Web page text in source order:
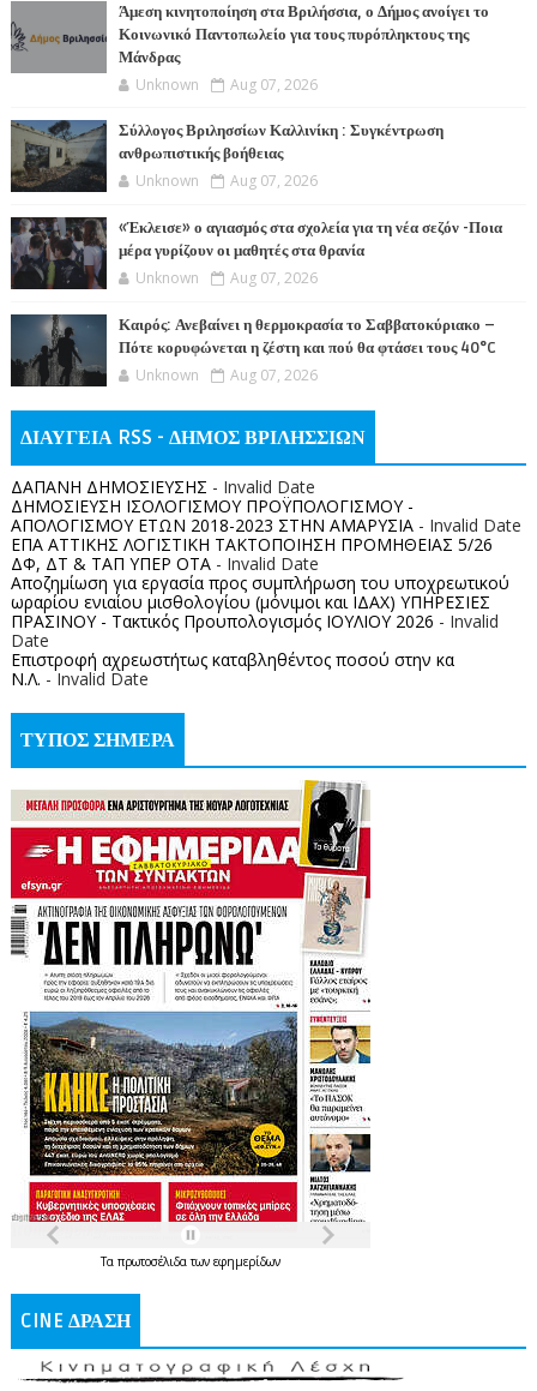
Άμεση κινητοποίηση στα Βριλήσσια, ο Δήμος ανοίγει το
Κοινωνικό Παντοπωλείο για τους πυρόπληκτους της
Μάνδρας
Unknown Aug 07, 2026
Σύλλογος Βριλησσίων Καλλινίκη : Συγκέντρωση
ανθρωπιστικής βοήθειας
Unknown Aug 07, 2026
«Έκλεισε» ο αγιασμός στα σχολεία για τη νέα σεζόν -Ποια
μέρα γυρίζουν οι μαθητές στα θρανία
Unknown Aug 07, 2026
Καιρός: Ανεβαίνει η θερμοκρασία το Σαββατοκύριακο –
Πότε κορυφώνεται η ζέστη και πού θα φτάσει τους 40°C
Unknown Aug 07, 2026
ΔΙΑΥΓΕΙΑ RSS - ΔΗΜΟΣ ΒΡΙΛΗΣΣΙΩΝ
ΔΑΠΑΝΗ ΔΗΜΟΣΙΕΥΣΗΣ - Invalid Date
ΔΗΜΟΣΙΕΥΣΗ ΙΣΟΛΟΓΙΣΜΟΥ ΠΡΟΫΠΟΛΟΓΙΣΜΟΥ -
ΑΠΟΛΟΓΙΣΜΟΥ ΕΤΩΝ 2018-2023 ΣΤΗΝ ΑΜΑΡΥΣΙΑ- Invalid Date
ΕΠΑ ΑΤΤΙΚΗΣ ΛΟΓΙΣΤΙΚΗ ΤΑΚΤΟΠΟΙΗΣΗ ΠΡΟΜΗΘΕΙΑΣ 5/26
ΔΦ, ΔΤ & ΤΑΠ ΥΠΕΡ ΟΤΑ- Invalid Date
Αποζημίωση για εργασία προς συμπλήρωση του υποχρεωτικού
ωραρίου ενιαίου μισθολογίου (μόνιμοι και ΙΔΑΧ) ΥΠΗΡΕΣΙΕΣ
ΠΡΑΣΙΝΟΥ - Τακτικός Προυπολογισμός ΙΟΥΛΙΟΥ 2026 - Invalid
Date
Επιστροφή αχρεωστήτως καταβληθέντος ποσoύ στην κα
Ν.Λ. - Invalid Date
ΤΥΠΟΣ ΣΗΜΕΡΑ
Τα πρωτοσέλιδατων εφημερίδων
CINE ΔΡΑΣΗ